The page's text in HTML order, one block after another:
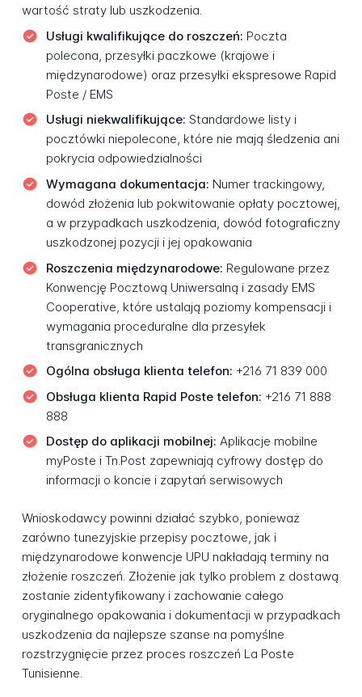
wartość straty lub uszkodzenia.
Usługi kwalifikujące do roszczeń: Poczta
polecona, przesyłki paczkowe (krajowe i
międzynarodowe) oraz przesyłki ekspresowe Rapid
Poste / EMS
Usługi niekwalifikujące: Standardowe listy i
pocztówki niepolecone, które nie mają śledzenia ani
pokrycia odpowiedzialności
Wymagana dokumentacja: Numer trackingowy,
dowód złożenia lub pokwitowanie opłaty pocztowej,
a w przypadkach uszkodzenia, dowód fotograficzny
uszkodzonej pozycji i jej opakowania
Roszczenia międzynarodowe: Regulowane przez
Konwencję Pocztową Uniwersalną i zasady EMS
Cooperative, które ustalają poziomy kompensacji i
wymagania proceduralne dla przesyłek
transgranicznych
Ogólna obsługa klienta telefon: +216 71 839 000
Obsługa klienta Rapid Poste telefon: +216 71 888
888
Dostęp do aplikacji mobilnej: Aplikacje mobilne
myPoste i Tn.Post zapewniają cyfrowy dostęp do
informacji o koncie i zapytań serwisowych
Wnioskodawcy powinni działać szybko, ponieważ
zarówno tunezyjskie przepisy pocztowe, jak i
międzynarodowe konwencje UPU nakładają terminy na
złożenie roszczeń. Złożenie jak tylko problem z dostawą
zostanie zidentyfikowany i zachowanie całego
oryginalnego opakowania i dokumentacji w przypadkach
uszkodzenia da najlepsze szanse na pomyślne
rozstrzygnięcie przez proces roszczeń La Poste
Tunisienne.